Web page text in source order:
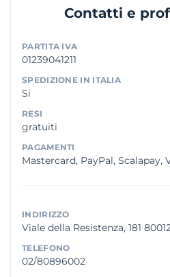
Contatti e
PARTITA IVA
01239041211
SPEDIZIONE IN ITALIA
Si
RESI
gratuiti
PAGAMENTI
Mastercard, PayPal, Scalapay,
INDIRIZZO
Viale della Resistenza, 181
TELEFONO
02/80896002